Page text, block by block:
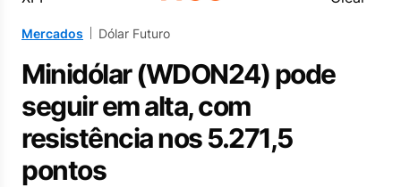
Mercados Dólar Futuro
Minidólar (WDON24) pode
seguir em alta, com
resistência nos 5.271,5
pontos